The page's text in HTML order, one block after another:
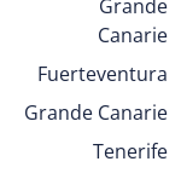
Grande
Canarie
Fuerteventura
Grande Canarie
Tenerife